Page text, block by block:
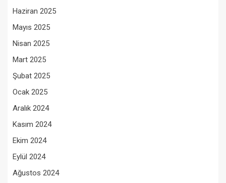
Haziran 2025
Mayıs 2025
Nisan 2025
Mart 2025
Şubat 2025
Ocak 2025
Aralık 2024
Kasım 2024
Ekim 2024
Eylül 2024
Ağustos 2024